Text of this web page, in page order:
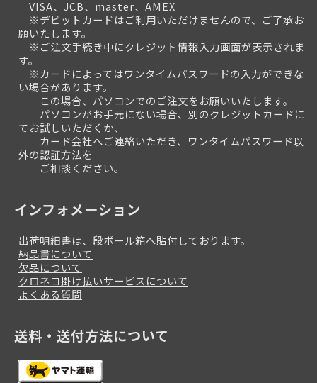
VISA、JCB、master、AMEX
※デビットカードはご利用いただけませんので、ご了承お
願いたします。
※ご注文手続き中にクレジット情報入力画面が表示されま
す。
※カードによってはワンタイムパスワードの入力ができな
い場合があります。
この場合、パソコンでのご注文をお願いいたします。
パソコンがお手元にない場合、別のクレジットカードに
てお試しいただくか、
カード会社へご連絡いただき、ワンタイムパスワード以
外の認証方法を
ご相談ください。
インフォメーション
出荷明細書は、段ボール箱へ貼付しております。
納品書について
欠品について
クロネコ掛け払いサービスについて
よくある質問
送料・送付方法について